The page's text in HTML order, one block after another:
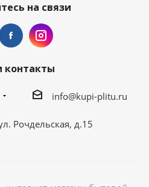
на связи
info@kupi-plitu.ru
Рочдельская, д.15